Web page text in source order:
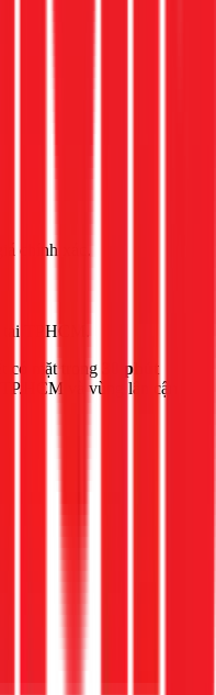
chính xác.
TPHCM.
có mặt trong
30 phút
và vùng lân cận